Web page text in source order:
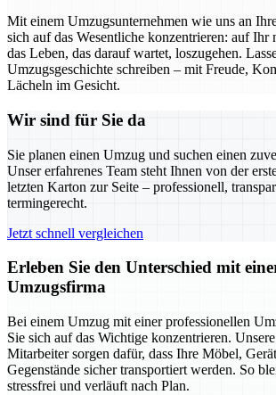
Mit einem Umzugsunternehmen wie uns an
sich auf das Wesentliche konzentrieren: auf Ihr
das Leben, das darauf wartet, loszugehen.
Umzugsgeschichte schreiben – mit Freude,
Lächeln im Gesicht.
Wir sind für Sie da
Sie planen einen Umzug und suchen einen
Unser erfahrenes Team steht Ihnen von der
letzten Karton zur Seite – professionell,
termingerecht.
Jetzt schnell vergleichen
Erleben Sie den Unterschied mit
Umzugsfirma
Bei einem Umzug mit einer professionellen
Sie sich auf das Wichtige konzentrieren.
Mitarbeiter sorgen dafür, dass Ihre Möbel,
Gegenstände sicher transportiert werden. So
stressfrei und verläuft nach Plan.